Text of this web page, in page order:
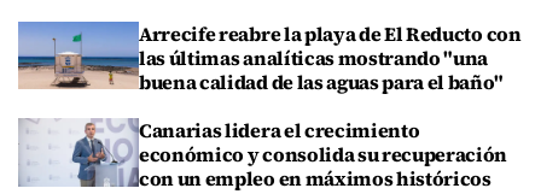
Arrecife reabre la playa de El Reducto con
las últimas analíticas mostrando "una
buena calidad de las aguas para el baño"
Canarias lidera el crecimiento
económico y consolida su recuperación
con un empleo en máximos históricos